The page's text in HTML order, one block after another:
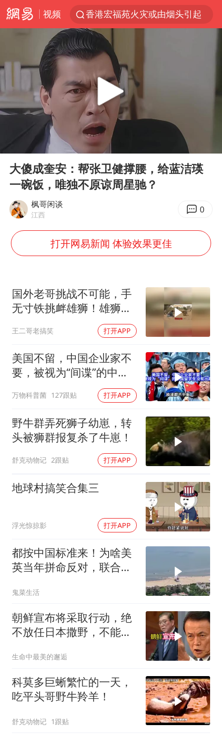
视频
香港宏福苑火灾或由烟头引起
浙江台州《告全体市民书》
多所高校取消艺考
张本智和：零封向鹏不意外
22岁女生独闯南太行失联12天
用AI造出新病毒意味着什么
梁文锋为什么投王兴兴
万岁山接盘烂尾恒大文旅城
多所幼师院校开设养老专业
习近平心系体育强国建设
Play
03:58
大傻成奎安：帮张卫健撑腰，给蓝洁瑛
一碗饭，唯独不原谅周星驰？
枫哥闲谈
江西 0
打开网易新闻 体验效果更佳
国外老哥挑战不可能，手
无寸铁挑衅雄狮！雄狮居
王二哥老搞笑 打开APP
美国不留，中国企业家不
要，被视为“间谍”的中国
万物科普菌 127跟贴 打开APP
野牛群弄死狮子幼崽，转
头被狮群报复杀了牛崽！
舒克动物记 2跟贴 打开APP
地球村搞笑合集三
浮光惊掠影 打开APP
都按中国标准来！为啥美
英当年拼命反对，联合国
鬼菜生活
朝鲜宣布将采取行动，绝
不放任日本撒野，不能让
生命中最美的邂逅
科莫多巨蜥繁忙的一天，
吃平头哥野牛羚羊！
舒克动物记 1跟贴